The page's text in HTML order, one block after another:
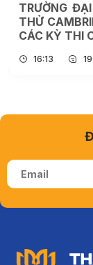
TRƯỜNG
THỬ
CÁC KỲ THI
16:13